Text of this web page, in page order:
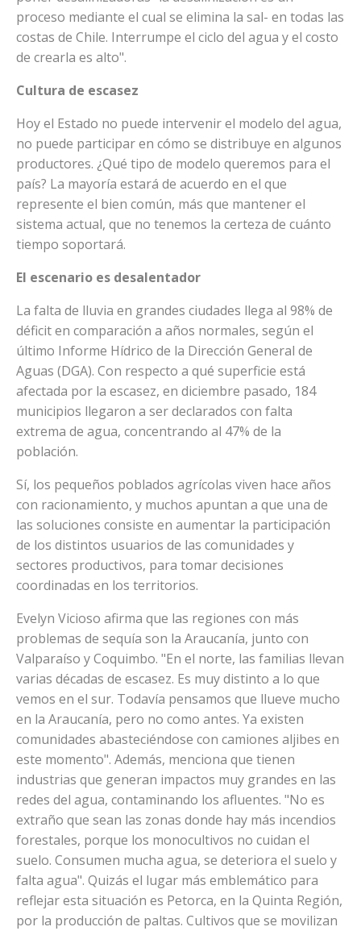
proceso mediante el cual se elimina la sal- en todas las
costas de Chile. Interrumpe el ciclo del agua y el costo
de crearla es alto".
Cultura de escasez
Hoy el Estado no puede intervenir el modelo del agua,
no puede participar en cómo se distribuye en algunos
productores. ¿Qué tipo de modelo queremos para el
país? La mayoría estará de acuerdo en el que
represente el bien común, más que mantener el
sistema actual, que no tenemos la certeza de cuánto
tiempo soportará.
El escenario es desalentador
La falta de lluvia en grandes ciudades llega al 98% de
déficit en comparación a años normales, según el
último Informe Hídrico de la Dirección General de
Aguas (DGA). Con respecto a qué superficie está
afectada por la escasez, en diciembre pasado, 184
municipios llegaron a ser declarados con falta
extrema de agua, concentrando al 47% de la
población.
Sí, los pequeños poblados agrícolas viven hace años
con racionamiento, y muchos apuntan a que una de
las soluciones consiste en aumentar la participación
de los distintos usuarios de las comunidades y
sectores productivos, para tomar decisiones
coordinadas en los territorios.
Evelyn Vicioso afirma que las regiones con más
problemas de sequía son la Araucanía, junto con
Valparaíso y Coquimbo. "En el norte, las familias llevan
varias décadas de escasez. Es muy distinto a lo que
vemos en el sur. Todavía pensamos que llueve mucho
en la Araucanía, pero no como antes. Ya existen
comunidades abasteciéndose con camiones aljibes en
este momento". Además, menciona que tienen
industrias que generan impactos muy grandes en las
redes del agua, contaminando los afluentes. "No es
extraño que sean las zonas donde hay más incendios
forestales, porque los monocultivos no cuidan el
suelo. Consumen mucha agua, se deteriora el suelo y
falta agua". Quizás el lugar más emblemático para
reflejar esta situación es Petorca, en la Quinta Región,
por la producción de paltas. Cultivos que se movilizan